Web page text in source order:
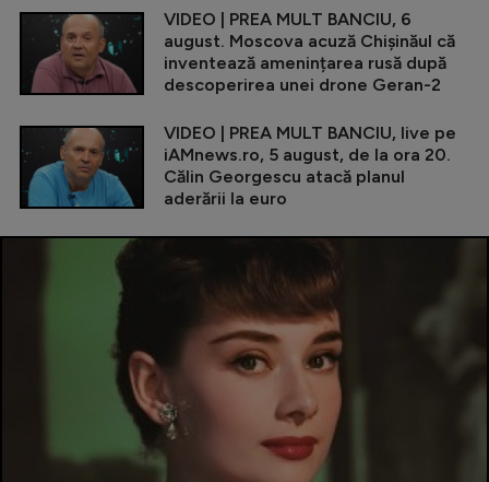
VIDEO | PREA MULT BANCIU, 6
august. Moscova acuză Chișinăul că
inventează amenințarea rusă după
descoperirea unei drone Geran-2
VIDEO | PREA MULT BANCIU, live pe
iAMnews.ro, 5 august, de la ora 20.
Călin Georgescu atacă planul
aderării la euro